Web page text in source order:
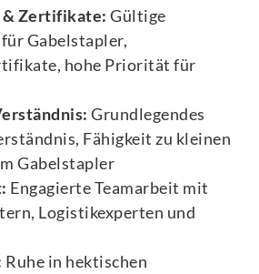
& Zertifikate: Gültige
Gabelstapler,
hohe Priorität für
Grundlegendes
Fähigkeit zu kleinen
Gabelstapler
Engagierte Teamarbeit mit
Logistikexperten und
Ruhe in hektischen